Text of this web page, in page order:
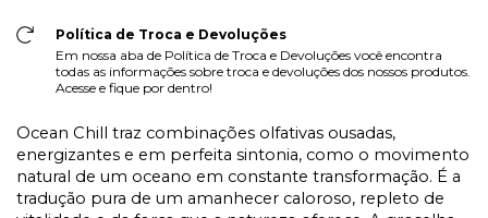
Política de Troca e Devoluções
Em nossa aba de Política de Troca e Devoluções você encontra
todas as informações sobre troca e devoluções dos nossos produtos.
Acesse e fique por dentro!
Ocean Chill traz combinações olfativas ousadas,
energizantes e em perfeita sintonia, como o movimento
natural de um oceano em constante transformação. É a
tradução pura de um amanhecer caloroso, repleto de